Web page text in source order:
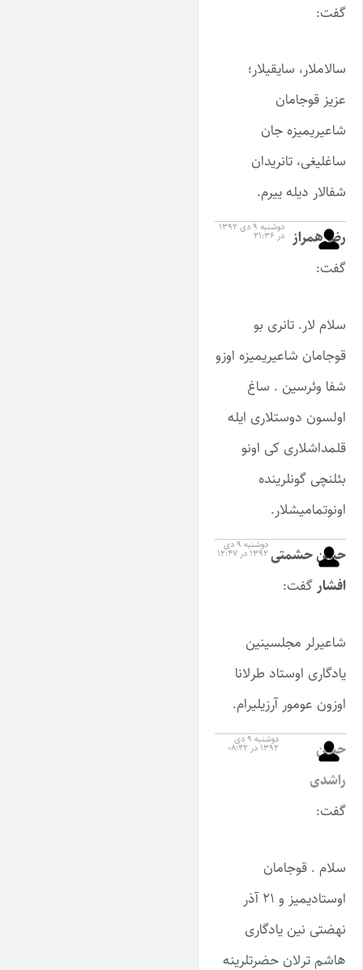
گفت:
سالاملار، سایقیلار؛
عزیز قوجامان
شاعیریمیزه جان
ساغلیغی، تانریدان
شفالار دیله ییرم.
رضا همراز
گفت:
دوشنبه ۹ دی ۱۳۹۲
در ۲۱:۳۶
سلام لار. تانری بو
قوجامان شاعیریمیزه اوزو
شفا وئرسین . ساغ
اولسون دوستلاری ایله
قلمداشلاری کی اونو
بئلنچی گونلرینده
اونوتمامیشلار.
حسن حشمتی
افشار گفت:
دوشنبه ۹ دی
۱۳۹۲ در ۱۲:۴۷
شاعیرلر مجلسینین
یادگاری اوستاد طرلانا
اوزون عومور آرزیلیرام.
حسن
راشدی
گفت:
دوشنبه ۹ دی
۱۳۹۲ در ۰۸:۴۲
سلام . قوجامان
اوستادیمیز و ۲۱ آذر
نهضتی نین یادگاری
هاشم ترلان حضرتلرینه